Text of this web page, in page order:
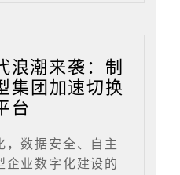
浪潮来袭：制
集团加速切换
台
，数据安全、自主
企业数字化建设的